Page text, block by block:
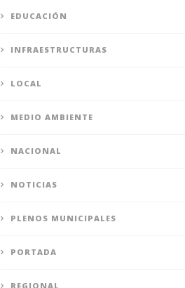
EDUCACIÓN
INFRAESTRUCTURAS
LOCAL
MEDIO AMBIENTE
NACIONAL
NOTICIAS
PLENOS MUNICIPALES
PORTADA
REGIONAL